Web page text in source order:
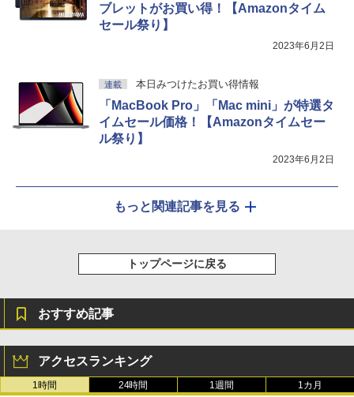
ブレットがお買い得！【Amazonタイム
セール祭り】
2023年6月2日
連載 本日みつけたお買い得情報
「MacBook Pro」「Mac mini」が特選タ
イムセール価格！【Amazonタイムセー
ル祭り】
2023年6月2日
もっと関連記事を見る
トップページに戻る
おすすめ記事
アクセスランキング
1時間 24時間 1週間 1カ月